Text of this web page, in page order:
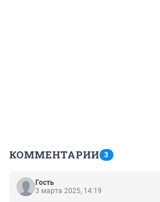
КОММЕНТАРИИ 3
Гость
3 марта 2025, 14:19